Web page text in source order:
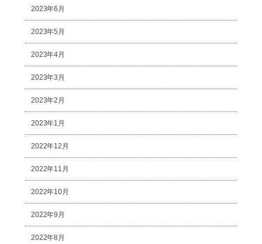
2023年6月
2023年5月
2023年4月
2023年3月
2023年2月
2023年1月
2022年12月
2022年11月
2022年10月
2022年9月
2022年8月